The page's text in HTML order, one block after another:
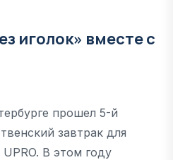
иголок» вместе с
прошел 5-й
завтрак для
В этом году